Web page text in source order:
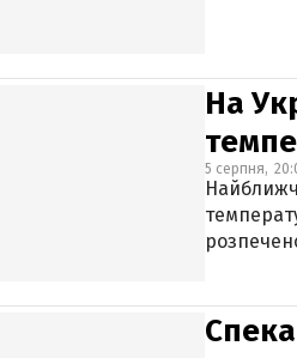
На
5 серпня,